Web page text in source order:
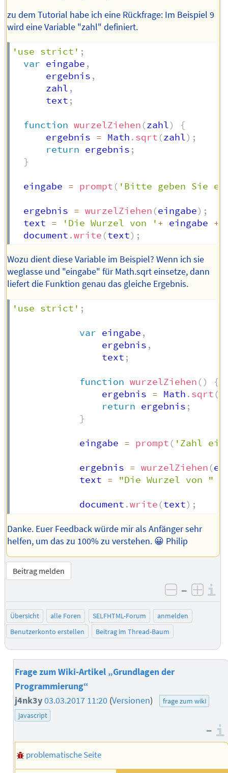
zu dem Tutorial habe ich eine Rückfrage: Im Beispiel 9
wird eine Variable "zahl" definiert.
'use strict' ;
var eingabe ,
      ergebnis
,
      zahl
,
      text
;
function wurzelZiehen (zahl)
{
      ergebnis
= Math . sqrt (zahl) ;
return ergebnis ;
}
  eingabe
= prompt ( 'Bitte geben Sie
  ergebnis
= wurzelZiehen (eingabe) ;
  text
= 'Die Wurzel von ' + eingabe +
  document
.write (text) ;
Wozu dient diese Variable im Beispiel? Wenn ich sie
weglasse und "eingabe" für Math.sqrt einsetze, dann
liefert die Funktion genau das gleiche Ergebnis.
'use strict' ;
var eingabe ,
                ergebnis
,
                text
;
function wurzelZiehen ()
{
                ergebnis
= Math . sqrt (
return ergebnis ;
}
            eingabe
= prompt ( 'Zahl
            ergebnis
= wurzelZiehen (
            text
= "Die Wurzel von "
            document
.write (text) ;
Danke. Euer Feedback würde mir als Anfänger sehr
helfen, um das zu 100% zu verstehen. 😀 Philip
Beitrag melden
negativ
–
Übersicht alle Foren SELFHTML-Forum
anmelden
Benutzerkonto erstellen
Beitrag im Thread-Baum
Frage zum Wiki-Artikel „Grundlagen der
Programmierung“
j4nk3y03.03.2017 11:20 (Versionen)
frage zum wiki
javascript
–
problematische Seite